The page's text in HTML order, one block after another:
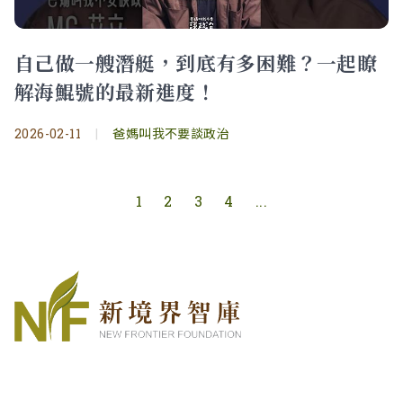
自己做一艘潛艇，到底有多困難？一起瞭
解海鯤號的最新進度！
2026-02-11 | 爸媽叫我不要談政治
1 2 3 4 ...